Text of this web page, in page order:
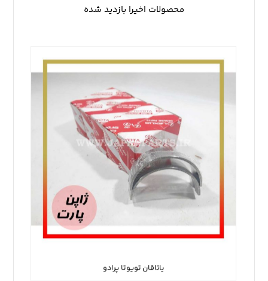
محصولات اخیرا بازدید شده
یاتاقان تویوتا پرادو